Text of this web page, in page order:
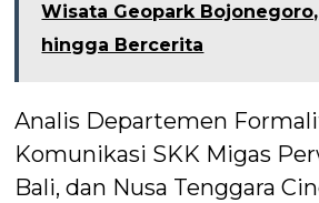
Wisata Geopark
hingga Bercerita
Analis Departemen
Komunikasi SKK Migas
Bali, dan Nusa Tenggara